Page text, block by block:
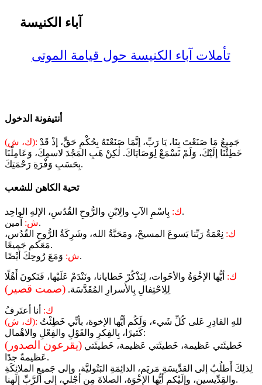
آباء الكنيسة
تأملات آباء الكنيسة حول قيامة الموتى
أنتيفونة الدخول
(ك، ش):
خَطِئْنَا إلَيْكَ، وَلَمْ نَسْمَعْ لِوَصَايَاكَ. لٰكِنْ هَبِ المَجْدَ لاسمِكَ، وَعَامِلْنَا
بِحَسَبِ وَفْرَةِ رَحْمَتِكَ.
تحية الكاهن للشعب
ك:بِاسْمِ الآبِ والِابْنِ والرُّوحِ القُدُسِ، الإلهِ الواحِد.
ش:آمين.
ك: نِعْمَةُ رَبِّنا يَسوعَ المسيحْ، ومَحَبَّةُ الله، وشَرِكَةُ الرُّوحِ القُدُس،
مَعَكم جَميعًا.
ش:وَمَعَ رُوحِكَ أَيْضًا.
ك: أيُّها الإخْوَةُ والأخَوات، لِنَذْكُرْ خَطايانا، ونَنْدَمْ عَلَيْها، فَنَكونَ أَهْلًا
لِلِاحْتِفالِ بِالأَسرارِ المُقَدَّسَة. (صمت قصير)
ك: أنا أعتَرفُ
(ك، ش): للهِ القادِرِ عَلى كُلِّ شَيء، وَلَكُم أيُّها الإخوة، بأنِّي خَطِئْتُ
كَثيرًا، بِالفِكرِ والقَوْلِ والفِعْلِ والاهْمال:
(يقرعون الصدور)
عَظيمةٌ جدًا.
لِذلِكَ أَطلُبُ إلى القدِّيسَةِ مَريَم، الدائِمَةِ البَتُوليَّة، وإلى جَميعِ الملائِكَةِ
والقِدِّيسين، وإلَيْكم أيُّها الإخْوَة، الصلاةَ مِن أجْلي، إلى الرَّبِّ إلَهِنا.